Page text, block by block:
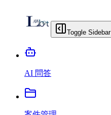
Toggle Sidebar
AI 問答